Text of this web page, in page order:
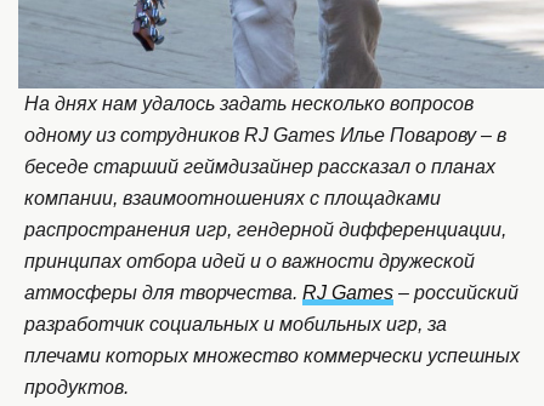
На днях нам удалось задать несколько вопросов
одному из сотрудников RJ Games Илье Поварову – в
беседе старший геймдизайнер рассказал о планах
компании, взаимоотношениях с площадками
распространения игр, гендерной дифференциации,
принципах отбора идей и о важности дружеской
атмосферы для творчества. RJ Games – российский
разработчик социальных и мобильных игр, за
плечами которых множество коммерчески успешных
продуктов.